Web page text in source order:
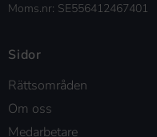
Moms.nr: SE556412467401
Sidor
Rättsområden
Om oss
Medarbetare